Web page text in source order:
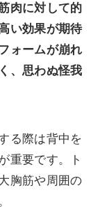
肉に対して的
い効果が期待
ォームが崩れ
、思わぬ怪我
る際は背中を
重要です。ト
胸筋や周囲の